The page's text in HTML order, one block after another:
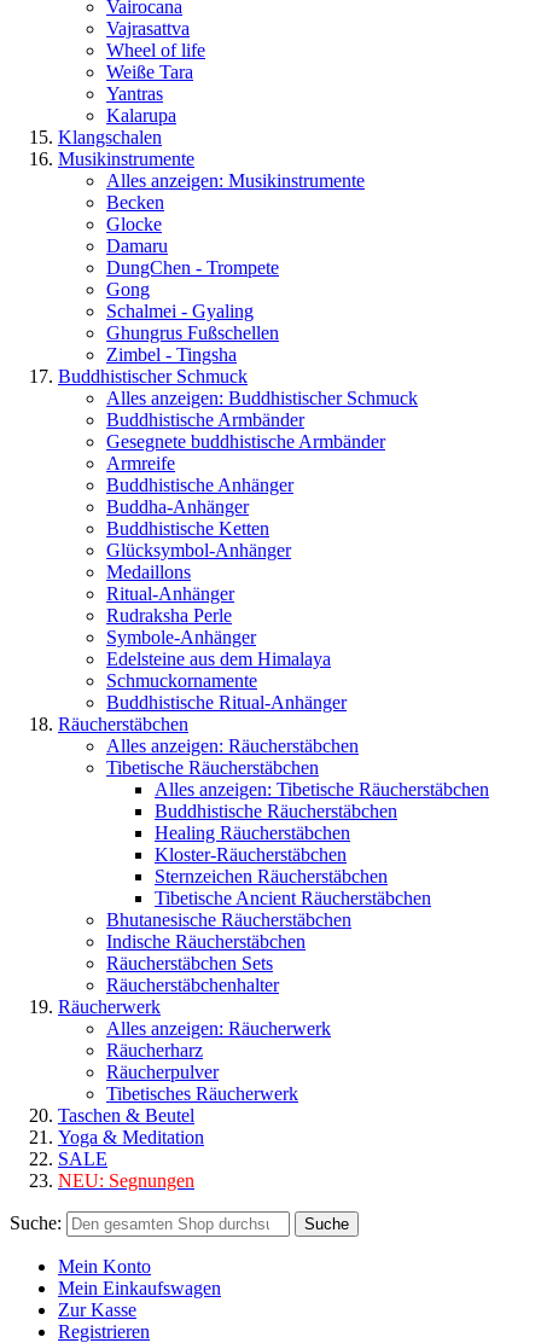
Vairocana
Vajrasattva
Wheel of life
Weiße Tara
Yantras
Kalarupa
Klangschalen
Musikinstrumente
Alles anzeigen: Musikinstrumente
Becken
Glocke
Damaru
DungChen - Trompete
Gong
Schalmei - Gyaling
Ghungrus Fußschellen
Zimbel - Tingsha
Buddhistischer Schmuck
Alles anzeigen: Buddhistischer Schmuck
Buddhistische Armbänder
Gesegnete buddhistische Armbänder
Armreife
Buddhistische Anhänger
Buddha-Anhänger
Buddhistische Ketten
Glücksymbol-Anhänger
Medaillons
Ritual-Anhänger
Rudraksha Perle
Symbole-Anhänger
Edelsteine aus dem Himalaya
Schmuckornamente
Buddhistische Ritual-Anhänger
Räucherstäbchen
Alles anzeigen: Räucherstäbchen
Tibetische Räucherstäbchen
Alles anzeigen: Tibetische Räucherstäbchen
Buddhistische Räucherstäbchen
Healing Räucherstäbchen
Kloster-Räucherstäbchen
Sternzeichen Räucherstäbchen
Tibetische Ancient Räucherstäbchen
Bhutanesische Räucherstäbchen
Indische Räucherstäbchen
Räucherstäbchen Sets
Räucherstäbchenhalter
Räucherwerk
Alles anzeigen: Räucherwerk
Räucherharz
Räucherpulver
Tibetisches Räucherwerk
Taschen & Beutel
Yoga & Meditation
SALE
NEU: Segnungen
Suche: Suche
Mein Konto
Mein Einkaufswagen
Zur Kasse
Registrieren